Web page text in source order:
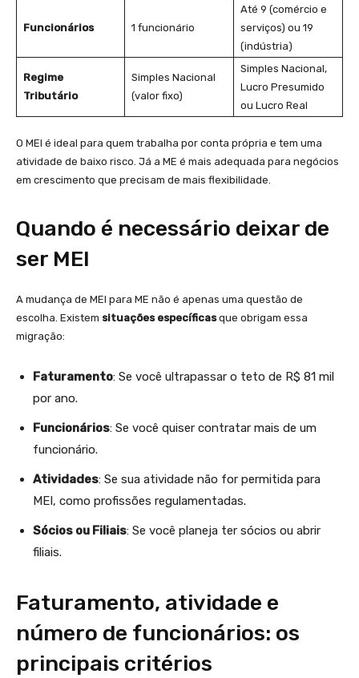
Funcionários 1 funcionário
Até 9 (comércio e
serviços) ou 19
(indústria)
Regime
Tributário
Simples Nacional
(valor fixo)
Simples Nacional,
Lucro Presumido
ou Lucro Real
O MEI é ideal para quem trabalha por conta própria e tem uma
atividade de baixo risco. Já a ME é mais adequada para negócios
em crescimento que precisam de mais flexibilidade.
Quando é necessário deixar de
ser MEI
A mudança de MEI para ME não é apenas uma questão de
escolha. Existem situações específicasque obrigam essa
migração:
Faturamento: Se você ultrapassar o teto de R$ 81 mil
por ano.
Funcionários: Se você quiser contratar mais de um
funcionário.
Atividades: Se sua atividade não for permitida para
MEI, como profissões regulamentadas.
Sócios ou Filiais: Se você planeja ter sócios ou abrir
filiais.
Faturamento, atividade e
número de funcionários: os
principais critérios